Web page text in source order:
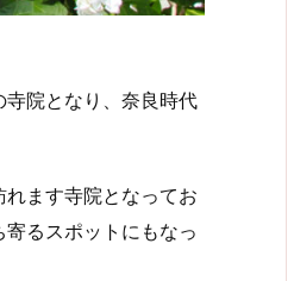
院となり、奈良時代
ます寺院となってお
るスポットにもなっ